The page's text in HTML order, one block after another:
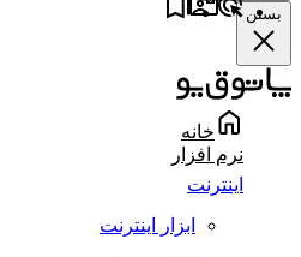
بستن
خانه
نرم افزار
اینترنت
ابزار اینترنت